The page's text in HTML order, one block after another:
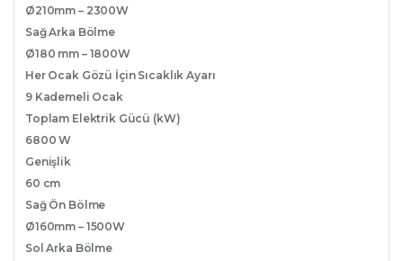
Ø210mm – 2300W
Sağ Arka Bölme
Ø180 mm – 1800W
Her Ocak Gözü İçin Sıcaklık Ayarı
9 Kademeli Ocak
Toplam Elektrik Gücü (kW)
6800 W
Genişlik
60 cm
Sağ Ön Bölme
Ø160mm – 1500W
Sol Arka Bölme